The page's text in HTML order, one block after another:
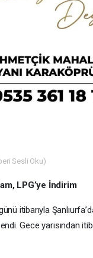
Sesli Oku)
LPG’ye İndirim
itibarıyla
Gece yarısından